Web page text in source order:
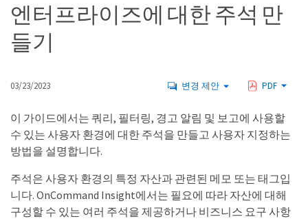
엔터프라이즈에 대한 주석 만
들기
03/23/2023 변경 제안 PDF
이 가이드에서는 쿼리, 필터링, 경고 알림 및 보고에 사용할
수 있는 사용자 환경에 대한 주석을 만들고 사용자 지정하는
방법을 설명합니다.
주석은 사용자 환경의 특정 자산과 관련된 메모 또는 태그입
니다. OnCommand Insight에서는 필요에 따라 자산에 대해
구성할 수 있는 여러 주석을 제공하거나 비즈니스 요구 사항